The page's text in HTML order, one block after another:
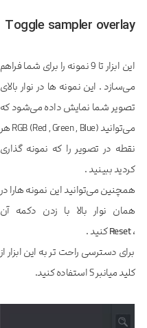
Toggle sampler overlay
این ابزار تا 9 نمونه را برای شما فراهم
می‌سازد . این نمونه ها در نوار بالای
تصویر شما نمایش داده می‌شود که
می‌توانید RGB (Red , Green , Blue) هر
نقطه در تصویر را که نمونه گذاری
کردید ببینید .
همچنین می‌توانید این نمونه هارا در
همان نوار بالا با زدن دکمه آن
،Resetکنید .
برای دسترسی راحت تر به این ابزار از
کلید میانبر S استفاده کنید.